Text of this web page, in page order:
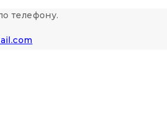
телефону.